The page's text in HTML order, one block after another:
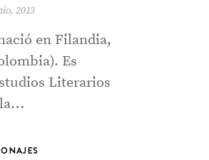
2013
en Filandia,
Es
Literarios